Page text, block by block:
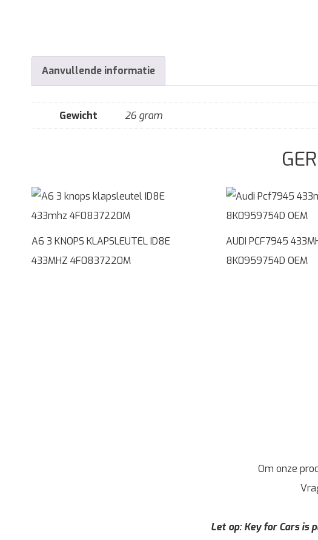
Aanvullende informatie
Gewicht 26 gram
A6 3 KNOPS KLAPSLEUTEL ID8E
433MHZ 4F0837220M
AUDI PCF7945
8K0959754D OEM
Om onze
Let op: Key for Cars is